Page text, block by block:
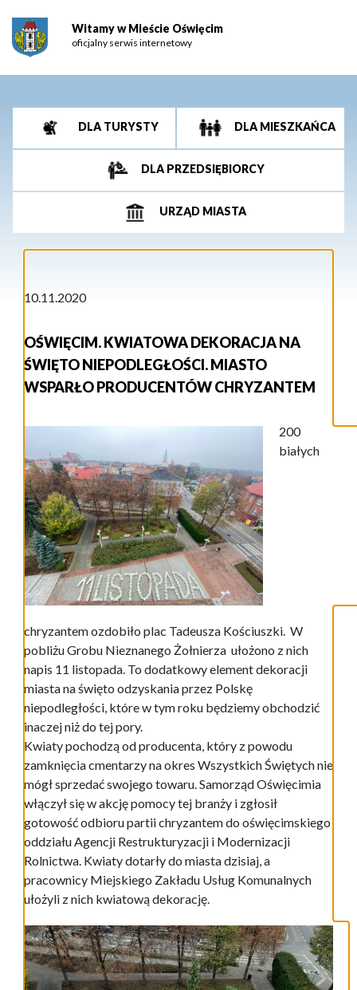
Witamy w Mieście Oświęcim
oficjalny serwis internetowy
DLA TURYSTY DLA MIESZKAŃCA
DLA PRZEDSIĘBIORCY
URZĄD MIASTA
10.11.2020
OŚWIĘCIM. KWIATOWA DEKORACJA NA
ŚWIĘTO NIEPODLEGŁOŚCI. MIASTO
WSPARŁO PRODUCENTÓW CHRYZANTEM
200
białych
chryzantem ozdobiło plac Tadeusza Kościuszki. W
pobliżu Grobu Nieznanego Żołnierza ułożono z nich
napis 11 listopada. To dodatkowy element dekoracji
miasta na święto odzyskania przez Polskę
niepodległości, które w tym roku będziemy obchodzić
inaczej niż do tej pory.
Kwiaty pochodzą od producenta, który z powodu
zamknięcia cmentarzy na okres Wszystkich Świętych nie
mógł sprzedać swojego towaru. Samorząd Oświęcimia
włączył się w akcję pomocy tej branży i zgłosił
gotowość odbioru partii chryzantem do oświęcimskiego
oddziału Agencji Restrukturyzacji i Modernizacji
Rolnictwa. Kwiaty dotarły do miasta dzisiaj, a
pracownicy Miejskiego Zakładu Usług Komunalnych
ułożyli z nich kwiatową dekorację.